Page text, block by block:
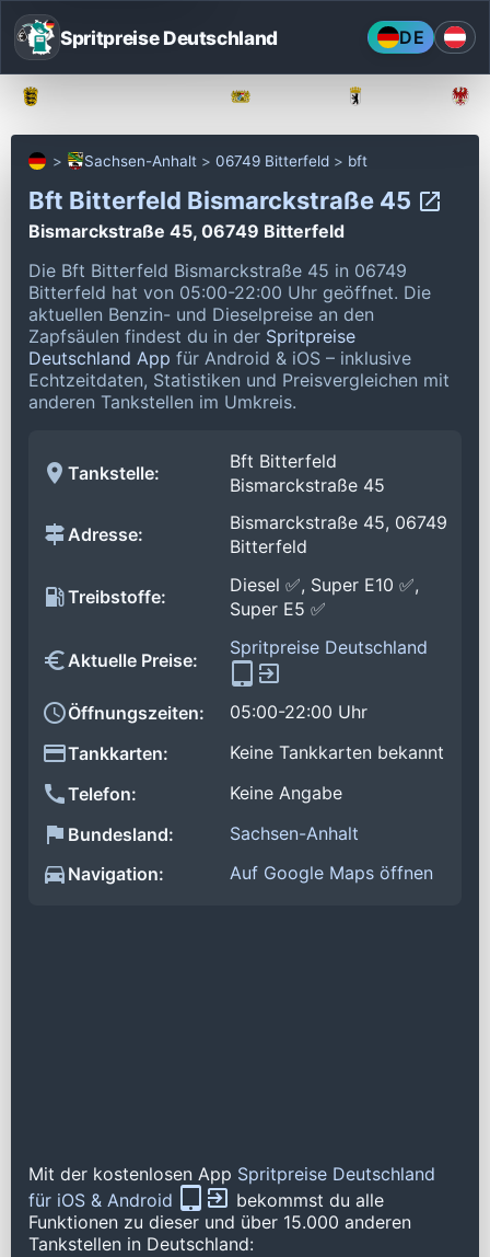
Spritpreise Deutschland DE
Sachsen-Anhalt 06749 Bitterfeld bft
Bft Bitterfeld Bismarckstraße 45
Bismarckstraße 45, 06749 Bitterfeld
Die Bft Bitterfeld Bismarckstraße 45 in 06749
Bitterfeld hat von 05:00-22:00 Uhr geöffnet. Die
aktuellen Benzin- und Dieselpreise an den
Zapfsäulen findest du in der Spritpreise
Deutschland App für Android & iOS – inklusive
Echtzeitdaten, Statistiken und Preisvergleichen mit
anderen Tankstellen im Umkreis.
Tankstelle:
Bft Bitterfeld
Bismarckstraße 45
Adresse:
Bismarckstraße 45, 06749
Bitterfeld
Treibstoffe:
Diesel ✅, Super E10 ✅,
Super E5 ✅
Aktuelle Preise:
Spritpreise Deutschland
Öffnungszeiten:
05:00-22:00 Uhr
Tankkarten:
Keine Tankkarten bekannt
Telefon:
Keine Angabe
Bundesland:
Sachsen-Anhalt
Navigation:
Auf Google Maps öffnen
Mit der kostenlosen App Spritpreise Deutschland
für iOS & Android
bekommst du alle
Funktionen zu dieser und über 15.000 anderen
Tankstellen in Deutschland: